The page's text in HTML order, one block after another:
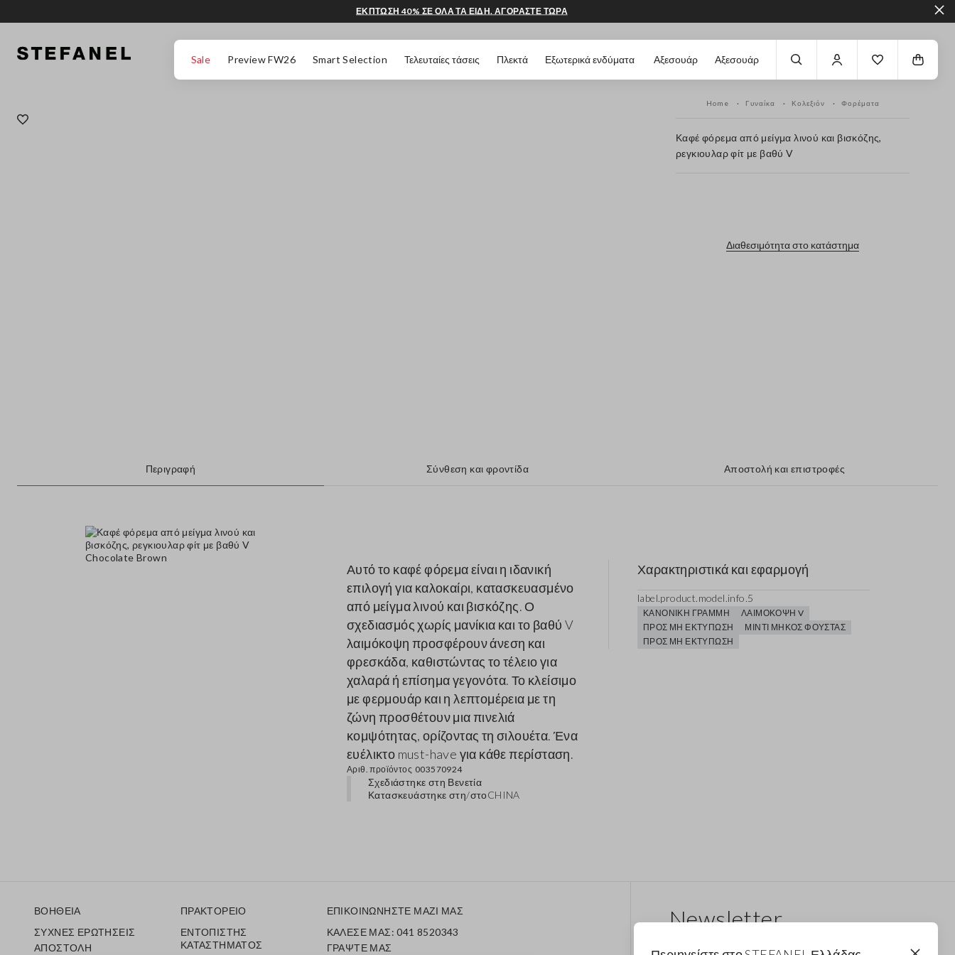
Sale Preview FW26 Smart Selection Τελευταίες τάσεις Πλεκτά Εξωτερικά ενδύματα Αξεσουάρ Αξεσουάρ
ΕΚΠΤΩΣΗ 40% ΣΕ ΟΛΑ ΤΑ ΕΙΔΗ. ΑΓΟΡΑΣΤΕ ΤΩΡΑ
Home Γυναίκα Κολεξιόν Φορέματα
Καφέ φόρεμα από μείγμα λινού και βισκόζης,
ρεγκιουλαρ φίτ με βαθύ V
Διαθεσιμότητα στο κατάστημα
Περιγραφή Σύνθεση και φροντίδα Αποστολή και επιστροφές
Αυτό το καφέ φόρεμα είναι η ιδανική
επιλογή για καλοκαίρι, κατασκευασμένο
από μείγμα λινού και βισκόζης. Ο
σχεδιασμός χωρίς μανίκια και το βαθύ V
λαιμόκοψη προσφέρουν άνεση και
φρεσκάδα, καθιστώντας το τέλειο για
χαλαρά ή επίσημα γεγονότα. Το κλείσιμο
με φερμουάρ και η λεπτομέρεια με τη
ζώνη προσθέτουν μια πινελιά
κομψότητας, ορίζοντας τη σιλουέτα. Ένα
ευέλικτο must-have για κάθε περίσταση.
Αριθ. προϊόντος 003570924
Σχεδιάστηκε στη Βενετία
Κατασκευάστηκε στη/στοCHINA
Χαρακτηριστικά και εφαρμογή
label.product.model.info.5
ΚΑΝΟΝΙΚΉ ΓΡΑΜΜΉ
ΛΑΙΜΌΚΟΨΗ V
ΠΡΟΣ ΜΗ ΕΚΤΎΠΩΣΗ
ΜΊΝΤΙ ΜΉΚΟΣ ΦΟΎΣΤΑΣ
ΠΡΟΣ ΜΗ ΕΚΤΎΠΩΣΗ
ΒΟΗΘΕΙΑ
ΣΥΧΝΕΣ ΕΡΩΤΗΣΕΙΣ
ΑΠΟΣΤΟΛΗ
ΠΡΑΚΤΟΡΕΙΟ
ΕΝΤΟΠΙΣΤΗΣ
ΚΑΤΑΣΤΗΜΑΤΟΣ
ΕΠΙΚΟΙΝΩΝΗΣΤΕ ΜΑΖΙ ΜΑΣ
ΚΑΛΕΣΕ ΜΑΣ: 041 8520343
ΓΡΑΨΤΕ ΜΑΣ
Newsletter